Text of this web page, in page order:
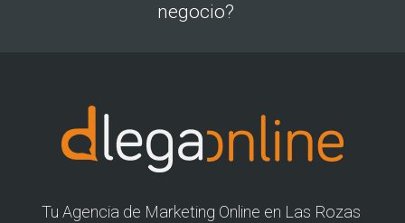
negocio?
Tu Agencia de Marketing Online en Las Rozas